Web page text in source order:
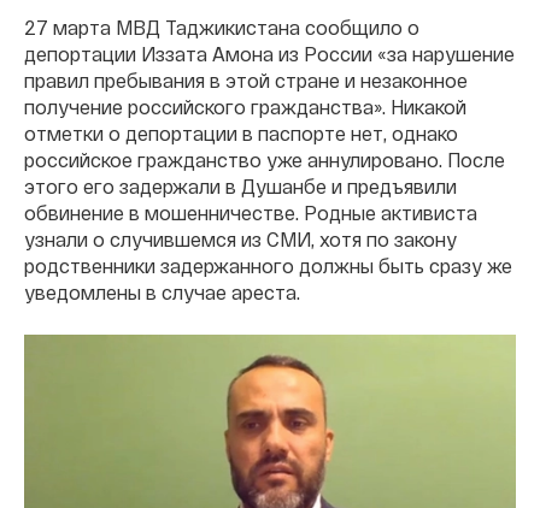
27 марта МВД Таджикистана сообщило о
депортации Иззата Амона из России «за нарушение
правил пребывания в этой стране и незаконное
получение российского гражданства». Никакой
отметки о депортации в паспорте нет, однако
российское гражданство уже аннулировано. После
этого его задержали в Душанбе и предъявили
обвинение в мошенничестве. Родные активиста
узнали о случившемся из СМИ, хотя по закону
родственники задержанного должны быть сразу же
уведомлены в случае ареста.